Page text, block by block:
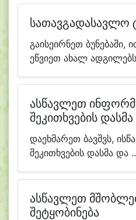
სათავგადასავლო
გაისეირნეთ ბუნებაში,
ეწვიეთ ახალ
ასწავლეთ
შეკითხვების დასმა
დაეხმარეთ ბავშვს,
შეკითხვების დასმა და
ასწავლეთ
შეტყობინება